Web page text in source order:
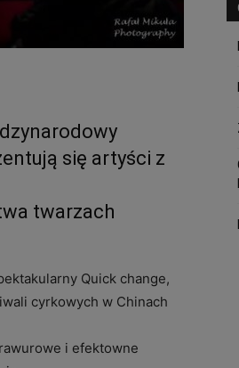
się artyści z
twarzach
Quick change,
cyrkowych w Chinach
i efektowne